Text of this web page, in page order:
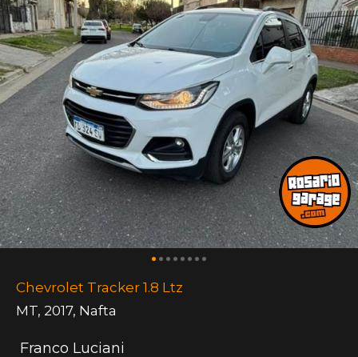
Chevrolet Tracker 1.8 Ltz
MT, 2017, Nafta
Franco Luciani